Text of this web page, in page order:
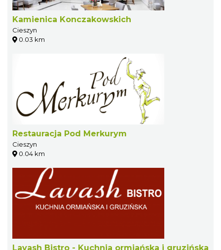
Kamienica Konczakowskich
Cieszyn
0.03 km
Restauracja Pod Merkurym
Cieszyn
0.04 km
Lavash Bistro - Kuchnia ormiańska i gruzińska